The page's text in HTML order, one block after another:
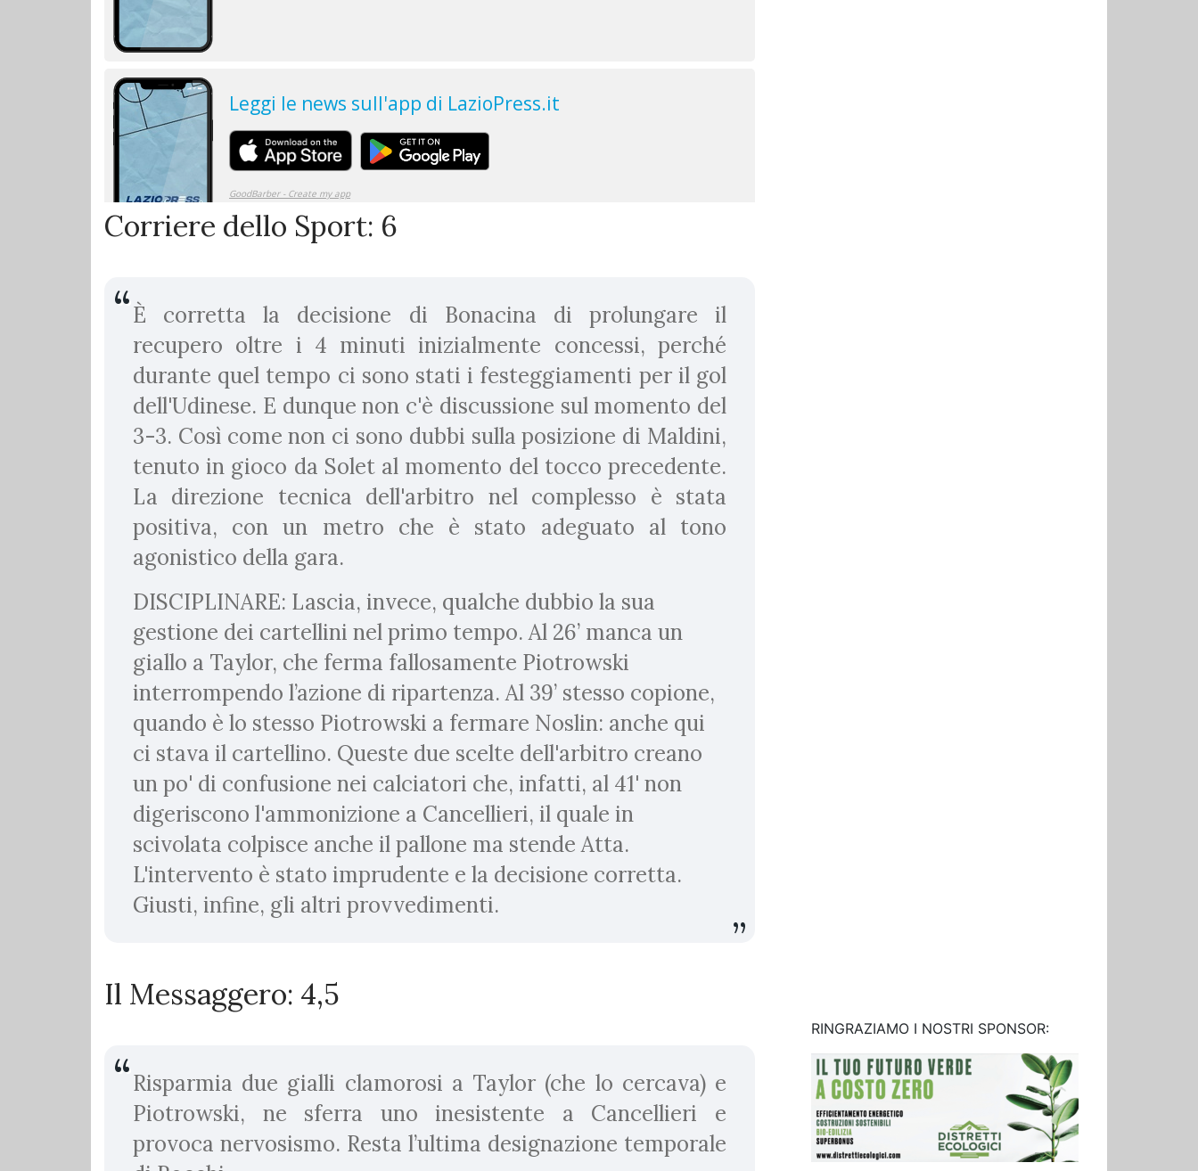
Corriere dello Sport: 6
È corretta la decisione di Bonacina di prolungare il
recupero oltre i 4 minuti inizialmente concessi, perché
durante quel tempo ci sono stati i festeggiamenti per il gol
dell'Udinese. E dunque non c'è discussione sul momento del
3-3. Così come non ci sono dubbi sulla posizione di Maldini,
tenuto in gioco da Solet al momento del tocco precedente.
La direzione tecnica dell'arbitro nel complesso è stata
positiva, con un metro che è stato adeguato al tono
agonistico della gara.
DISCIPLINARE: Lascia, invece, qualche dubbio la sua
gestione dei cartellini nel primo tempo. Al 26’ manca un
giallo a Taylor, che ferma fallosamente Piotrowski
interrompendo l’azione di ripartenza. Al 39’ stesso copione,
quando è lo stesso Piotrowski a fermare Noslin: anche qui
ci stava il cartellino. Queste due scelte dell'arbitro creano
un po' di confusione nei calciatori che, infatti, al 41' non
digeriscono l'ammonizione a Cancellieri, il quale in
scivolata colpisce anche il pallone ma stende Atta.
L'intervento è stato imprudente e la decisione corretta.
Giusti, infine, gli altri provvedimenti.
Il Messaggero: 4,5
Risparmia due gialli clamorosi a Taylor (che lo cercava) e
Piotrowski, ne sferra uno inesistente a Cancellieri e
provoca nervosismo. Resta l’ultima designazione temporale
RINGRAZIAMO I NOSTRI SPONSOR: